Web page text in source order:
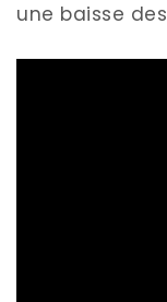
une baisse des